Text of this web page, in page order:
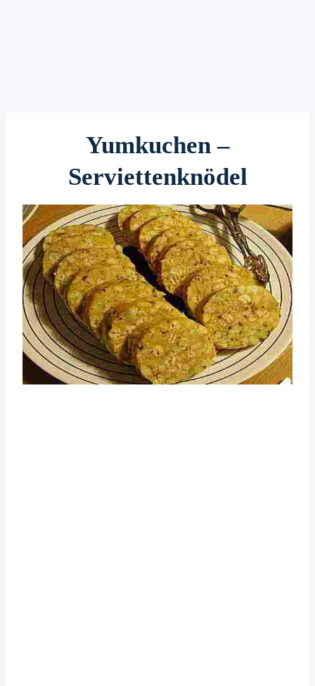
Yumkuchen –
Serviettenknödel